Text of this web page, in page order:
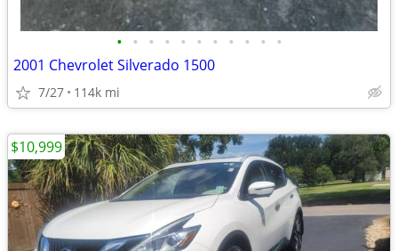
• • • • • • • • • • •
2001 Chevrolet Silverado 1500
7/27 114k mi
$10,999